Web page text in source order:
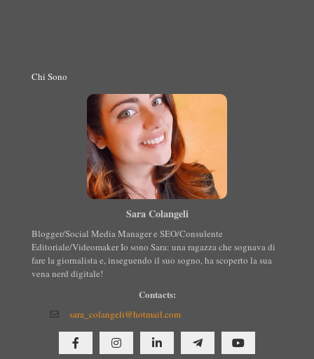
Chi Sono
Sara Colangeli
Blogger/Social Media Manager e SEO/Consulente
Editoriale/Videomaker Io sono Sara: una ragazza che sognava di
fare la giornalista e, inseguendo il suo sogno, ha scoperto la sua
vena nerd digitale!
Contacts:
sara_colangeli@hotmail.com